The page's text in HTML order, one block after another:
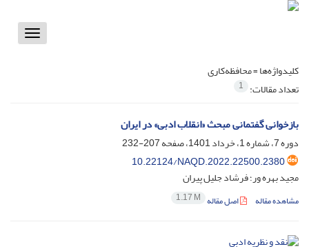
Toggle
کلیدواژه‌ها =محافظه‌کاری
تعداد مقالات: 1
بازخوانی گفتمانی مبحث «انقلاب ادبی» در ایران
دوره 7، شماره 1، خرداد 1401، صفحه
207-232
10.22124/NAQD.2022.22500.2380
مجید بهره ور؛ فرشاد جلیل پیران
مشاهده مقاله اصل مقاله 1.17 M